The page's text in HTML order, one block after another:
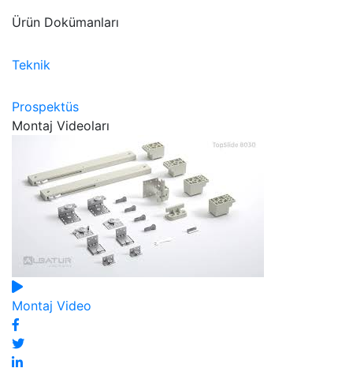
Ürün Dokümanları
Teknik
Prospektüs
Montaj Videoları
Montaj Video